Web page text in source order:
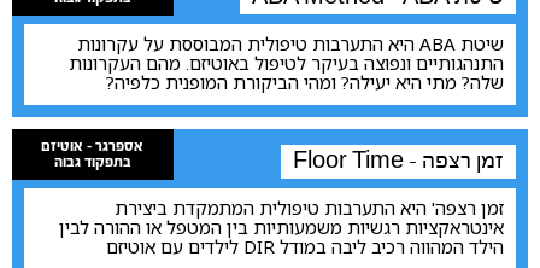
שיטת ABA היא התערבות טיפולית המבוססת על עקרונות
התנהגותיים ונפוצה בעיקר לטיפול באוטיזם. מהם העקרונות
שלה? מתי היא יעילה? ומהי הביקורת המופנית כלפיה?
אספרגר - אוטיזם
בתפקוד גבוה
זמן רצפה Floor Time -
זמן רצפה' היא התערבות טיפולית המתמקדת ביצירת
אינטראקציות רגשיות משמעותיות בין המטפל או ההורה לבין
הילד המהווה רכיב ליבה במודל DIR לילדים עם אוטיזם